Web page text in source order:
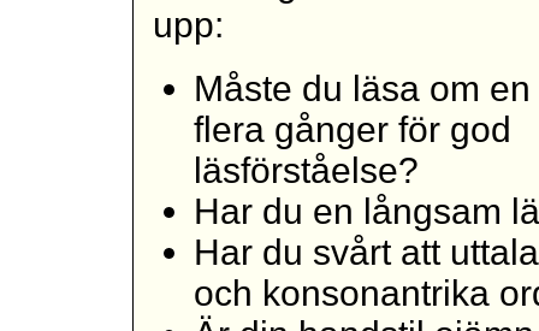
upp:
Måste du läsa om en
flera gånger för god
läsförståelse?
Har du en långsam
Har du svårt att
och konsonantrika